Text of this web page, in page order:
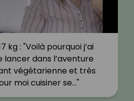
kg : "Voilà pourquoi j’ai
lancer dans l’aventure
végétarienne et très
moi cuisiner se…"